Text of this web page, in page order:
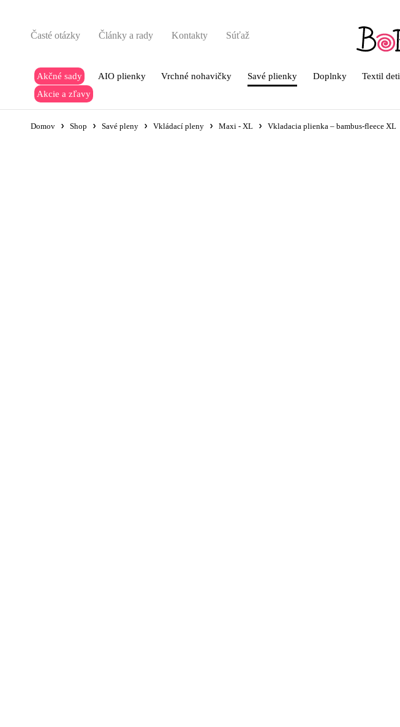
Časté otázky Články a rady Kontakty Súťaž
Akčné sady AIO plienky Vrchné nohavičky Savé plienky Doplnky Textil deti
Akcie a zľavy
Domov Shop Savé pleny Vkládací pleny Maxi - XL Vkladacia plienka – bambus-fleece XL